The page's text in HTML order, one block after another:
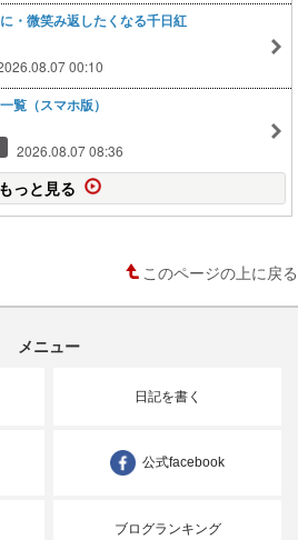
・微笑み返したくなる千日紅
00:10
覧（スマホ版）
2026.08.07 08:36
もっと見る
このページの上に戻る
メニュー
日記を書く
公式facebook
ブログランキング